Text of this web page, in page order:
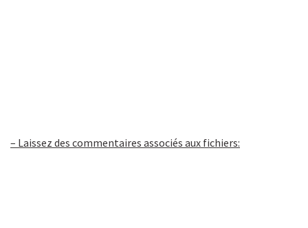
– Laissez des commentaires associés aux fichiers: